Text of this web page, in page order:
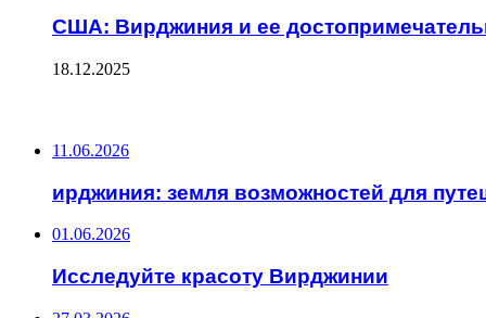
США: Вирджиния и ее
18.12.2025
11.06.2026
ирджиния: земля возможностей для
01.06.2026
Исследуйте красоту Вирджинии